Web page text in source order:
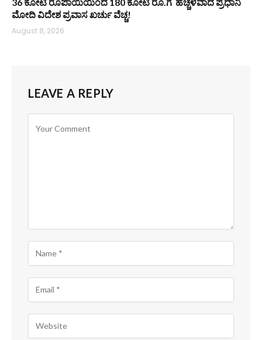
ಮೋದಿ ವಿದೇಶ ಪ್ರವಾಸ ಖರ್ಚು ವೆಚ್ಚ!
August 8, 2026
LEAVE A REPLY